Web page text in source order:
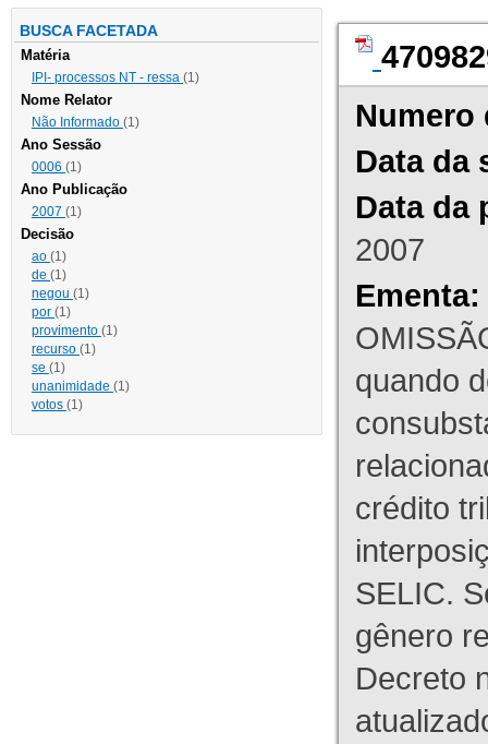
BUSCA FACETADA
Matéria
IPI- processos NT - ressa (1)
Nome Relator
Não Informado (1)
Ano Sessão
0006 (1)
Ano Publicação
2007 (1)
Decisão
ao (1)
de (1)
negou (1)
por (1)
provimento (1)
recurso (1)
se (1)
unanimidade (1)
votos (1)
Numero
Data da
Data da
2007
Ementa:
quando
crédito
SELIC.
gênero
Decreto